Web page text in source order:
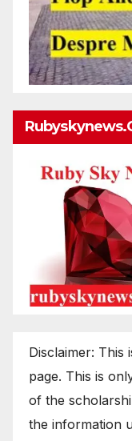
Disclaimer: This
page. This is
of the
the information